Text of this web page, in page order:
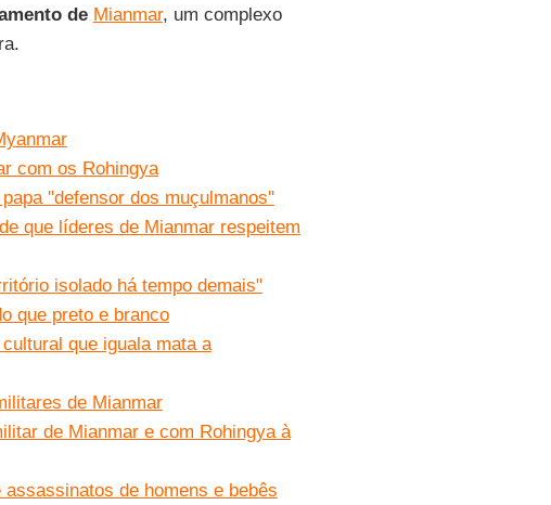
de Mianmar, um complexo
com os Rohingya
''defensor dos muçulmanos''
que líderes de Mianmar respeitem
isolado há tempo demais"
que preto e branco
que iguala mata a
de Mianmar
de Mianmar e com Rohingya à
de homens e bebês